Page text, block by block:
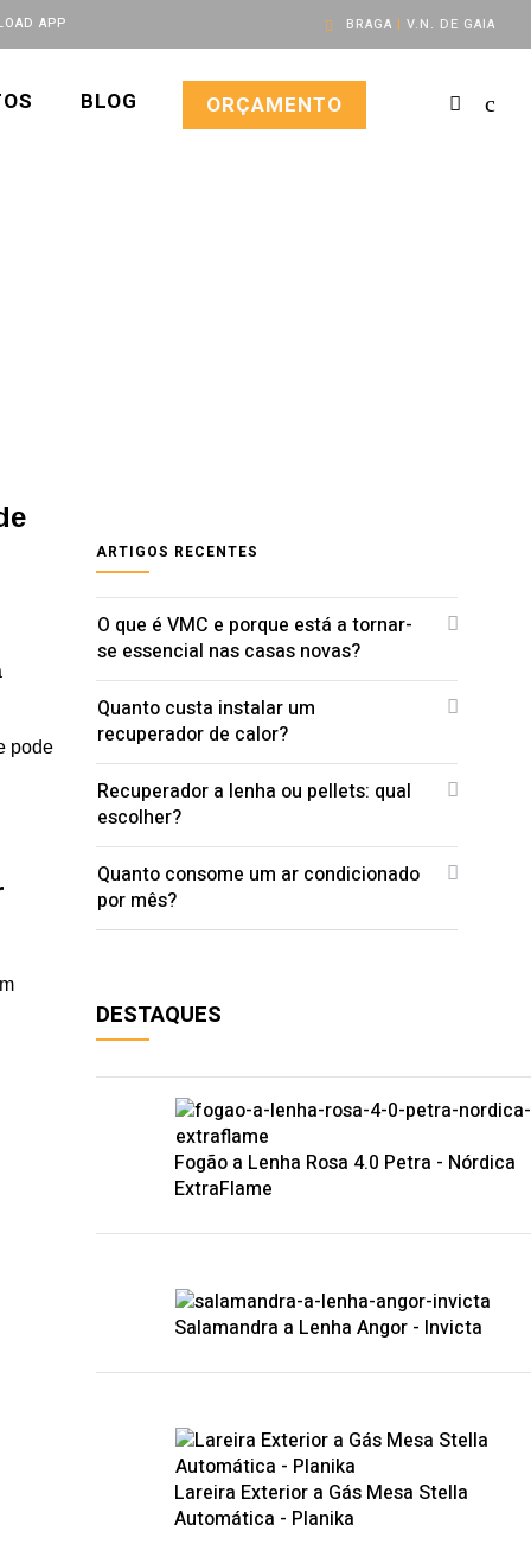
BRAGA | V.N. DE GAIA
APP
BLOG ORÇAMENTO
pode
ARTIGOS RECENTES
O que é VMC e porque está a tornar-
se essencial nas casas novas?
Quanto custa instalar um
recuperador de calor?
Recuperador a lenha ou pellets: qual
escolher?
Quanto consome um ar condicionado
por mês?
DESTAQUES
Fogão a Lenha Rosa 4.0 Petra - Nórdica
ExtraFlame
Salamandra a Lenha Angor - Invicta
Lareira Exterior a Gás Mesa Stella
Automática - Planika